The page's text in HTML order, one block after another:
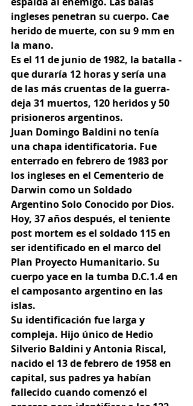
ingleses penetran su cuerpo. Cae
herido de muerte, con su 9 mm en
la mano.
Es el 11 de junio de 1982, la batalla -
que duraría 12 horas y sería una
de las más cruentas de la guerra-
deja 31 muertos, 120 heridos y 50
prisioneros argentinos.
Juan Domingo Baldini no tenía
una chapa identificatoria. Fue
enterrado en febrero de 1983 por
los ingleses en el Cementerio de
Darwin como un Soldado
Argentino Solo Conocido por Dios.
Hoy, 37 años después, el teniente
post mortem es el soldado 115 en
ser identificado en el marco del
Plan Proyecto Humanitario. Su
cuerpo yace en la tumba D.C.1.4 en
el camposanto argentino en las
islas.
Su identificación fue larga y
compleja. Hijo único de Hedio
Silverio Baldini y Antonia Riscal,
nacido el 13 de febrero de 1958 en
capital, sus padres ya habían
fallecido cuando comenzó el